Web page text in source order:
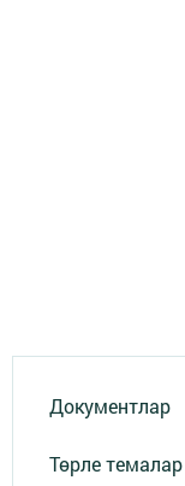
Документлар
Төрле темалар